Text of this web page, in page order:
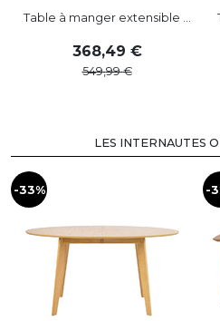
Table à manger extensible ...
368,49
549,99
LES INTERNAUTES
-33% -